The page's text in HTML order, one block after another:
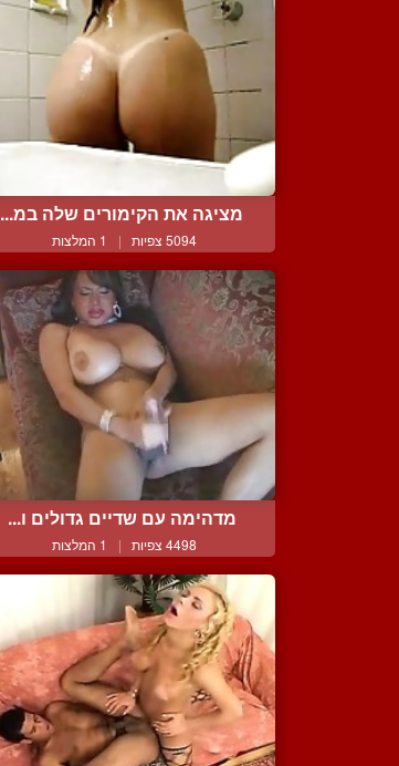
מציגה את הקימורים שלה במ...
5094 צפיות | 1 המלצות
מדהימה עם שדיים גדולים ו...
4498 צפיות | 1 המלצות